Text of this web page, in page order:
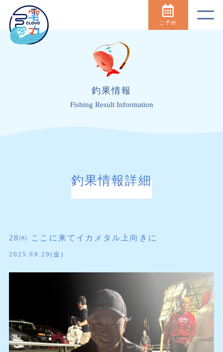
ご予約
釣果情報
Fishing Result Information
釣果情報詳細
28㈭ ここに来てイカメタル上向きに
2025.08.29(金)